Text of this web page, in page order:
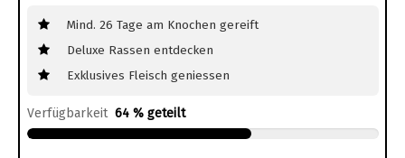
Mind. 26 Tage am Knochen gereift
Deluxe Rassen entdecken
Exklusives Fleisch geniessen
Verfügbarkeit 64 % geteilt